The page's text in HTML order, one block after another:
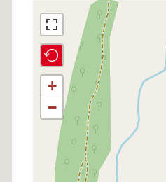
Σημείο
στον
χάρτη
+
−